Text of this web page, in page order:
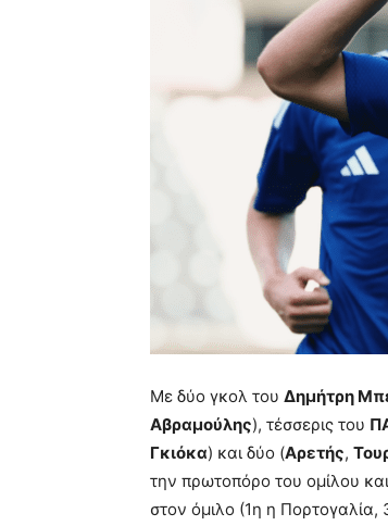
Με δύο γκολ του Δημήτρη
Αβραμούλης), τέσσερις του
Γκιόκα) και δύο (Αρετής,
την πρωτοπόρο του ομίλου
στον όμιλο (1η η